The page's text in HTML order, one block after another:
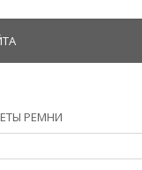
РЕМНИ